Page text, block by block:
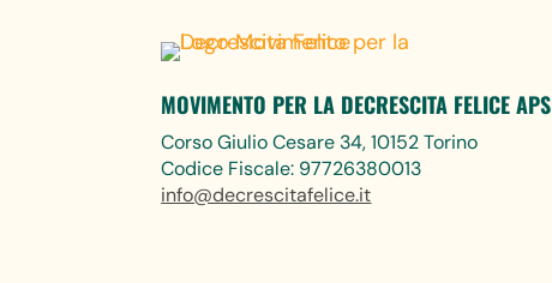
MOVIMENTO PER LA DECRESCITA FELICE APS
Corso Giulio Cesare 34, 10152 Torino
Codice Fiscale: 97726380013
info@decrescitafelice.it